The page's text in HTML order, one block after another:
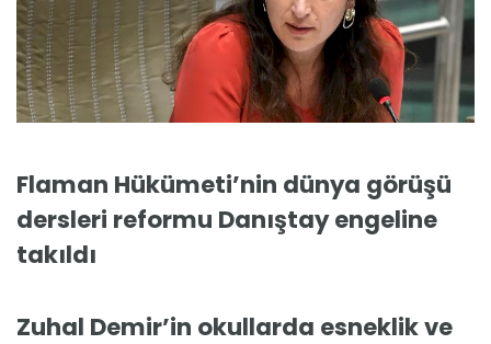
Flaman Hükümeti’nin dünya görüşü
dersleri reformu Danıştay engeline
takıldı
Zuhal Demir’in okullarda esneklik ve